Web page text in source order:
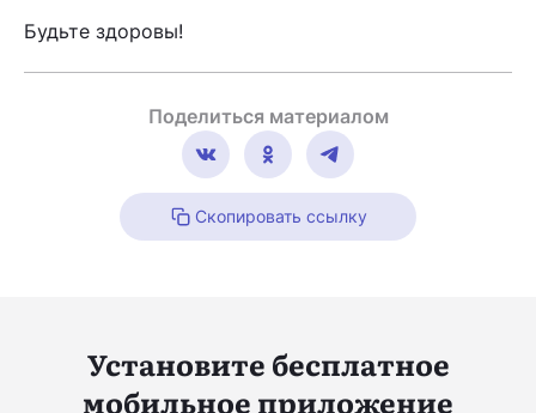
Будьте здоровы!
Поделиться материалом
Скопировать ссылку
Установите бесплатное
мобильное приложение